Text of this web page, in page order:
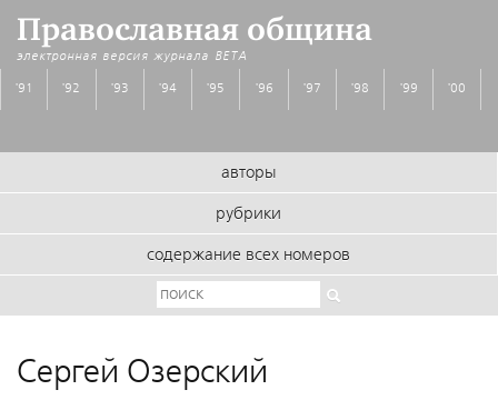
Православная община
электронная версия журнала BETA
'91 '92 '93 '94 '95 '96 '97 '98 '99 '00
авторы
рубрики
содержание всех номеров
Сергей Озерский